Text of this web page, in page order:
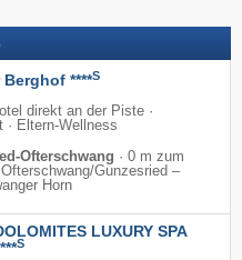
****S
direkt an der Piste ·
· Eltern-Wellness
Ofterschwang · 0 m zum
​Gunzesried –
Horn
LUXURY SPA
S